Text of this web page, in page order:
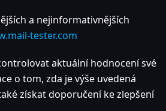
a nejinformativnějších
tester.com
aktuální hodnocení své
o tom, zda je výše uvedená
získat doporučení ke zlepšení